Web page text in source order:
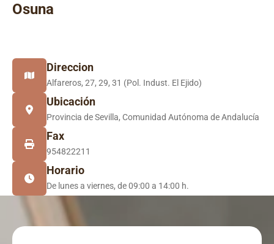
Osuna
Direccion
Alfareros, 27, 29, 31 (Pol. Indust. El Ejido)
Ubicación
Provincia de Sevilla, Comunidad Autónoma de Andalucía
Fax
954822211
Horario
De lunes a viernes, de 09:00 a 14:00 h.